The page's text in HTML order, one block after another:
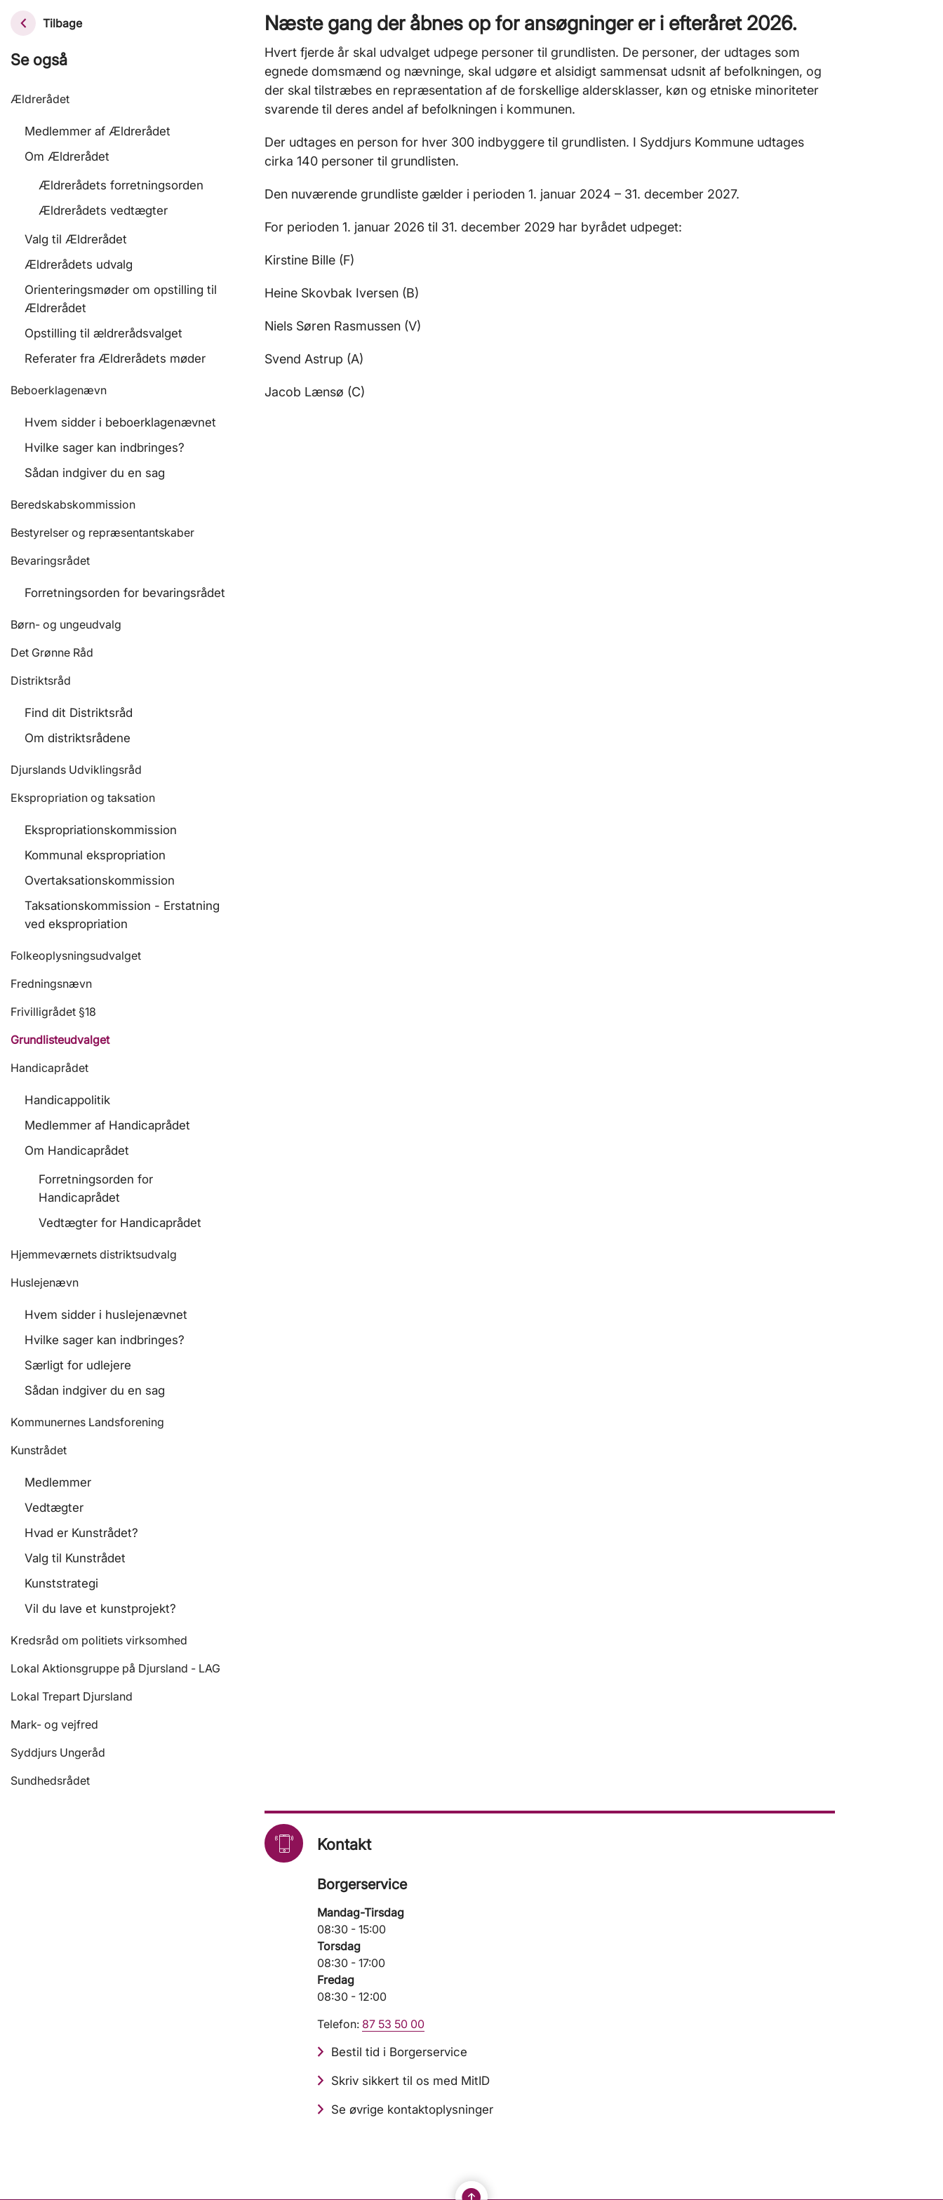
Tilbage
Se også
Ældrerådet
Medlemmer af Ældrerådet
Om Ældrerådet
Ældrerådets forretningsorden
Ældrerådets vedtægter
Valg til Ældrerådet
Ældrerådets udvalg
Orienteringsmøder om opstilling til
Ældrerådet
Opstilling til ældrerådsvalget
Referater fra Ældrerådets møder
Beboerklagenævn
Hvem sidder i beboerklagenævnet
Hvilke sager kan indbringes?
Sådan indgiver du en sag
Beredskabskommission
Bestyrelser og repræsentantskaber
Bevaringsrådet
Forretningsorden for bevaringsrådet
Børn- og ungeudvalg
Det Grønne Råd
Distriktsråd
Find dit Distriktsråd
Om distriktsrådene
Djurslands Udviklingsråd
Ekspropriation og taksation
Ekspropriationskommission
Kommunal ekspropriation
Overtaksationskommission
Taksationskommission - Erstatning
ved ekspropriation
Folkeoplysningsudvalget
Fredningsnævn
Frivilligrådet §18
Grundlisteudvalget
Handicaprådet
Handicappolitik
Medlemmer af Handicaprådet
Om Handicaprådet
Forretningsorden for
Handicaprådet
Vedtægter for Handicaprådet
Hjemmeværnets distriktsudvalg
Huslejenævn
Hvem sidder i huslejenævnet
Hvilke sager kan indbringes?
Særligt for udlejere
Sådan indgiver du en sag
Kommunernes Landsforening
Kunstrådet
Medlemmer
Vedtægter
Hvad er Kunstrådet?
Valg til Kunstrådet
Kunststrategi
Vil du lave et kunstprojekt?
Kredsråd om politiets virksomhed
Lokal Aktionsgruppe på Djursland - LAG
Lokal Trepart Djursland
Mark- og vejfred
Syddjurs Ungeråd
Sundhedsrådet
Næste gang der åbnes op for ansøgninger er i efteråret 2026.
Hvert fjerde år skal udvalget udpege personer til grundlisten. De personer, der udtages som
egnede domsmænd og nævninge, skal udgøre et alsidigt sammensat udsnit af befolkningen, og
der skal tilstræbes en repræsentation af de forskellige aldersklasser, køn og etniske minoriteter
svarende til deres andel af befolkningen i kommunen.
Der udtages en person for hver 300 indbyggere til grundlisten. I Syddjurs Kommune udtages
cirka 140 personer til grundlisten.
Den nuværende grundliste gælder i perioden 1. januar 2024 – 31. december 2027.
For perioden 1. januar 2026 til 31. december 2029 har byrådet udpeget:
Kirstine Bille (F)
Heine Skovbak Iversen (B)
Niels Søren Rasmussen (V)
Svend Astrup (A)
Jacob Lænsø (C)
Kontakt
Borgerservice
Mandag-Tirsdag
08:30 - 15:00
Torsdag
08:30 - 17:00
Fredag
08:30 - 12:00
Telefon: 87 53 50 00
Bestil tid i Borgerservice
Skriv sikkert til os med MitID
Se øvrige kontaktoplysninger